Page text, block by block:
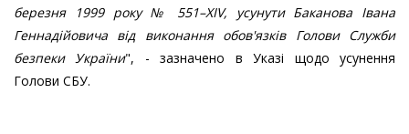
березня 1999 року № 551–XIV, усунути Баканова Івана
Геннадійовича від виконання обов'язків Голови Служби
безпеки України", - зазначено в Указі щодо усунення
Голови СБУ.